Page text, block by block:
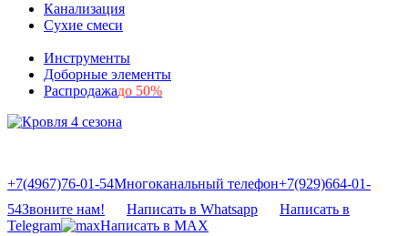
Канализация
Сухие смеси
Инструменты
Доборные элементы
Распродажадо 50%
+7(4967)76-01-54Многоканальный телефон+7(929)664-01-
54Звоните нам! Написать в Whatsapp
Написать в
Telegram
Написать в MAX